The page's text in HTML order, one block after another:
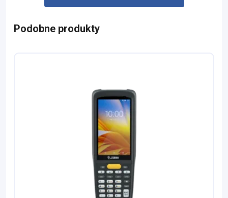
Podobne produkty